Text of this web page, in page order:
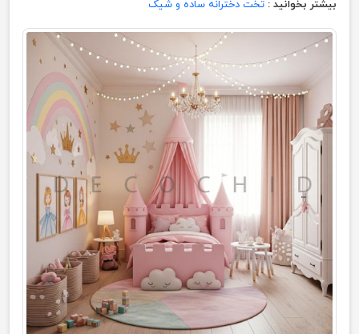
بیشتر بخوانید : تخت دخترانه ساده و شیک